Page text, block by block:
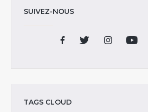
SUIVEZ-NOUS
TAGS CLOUD